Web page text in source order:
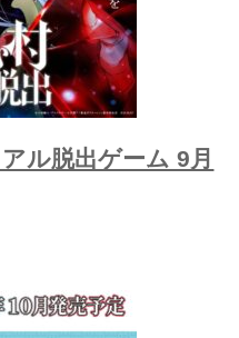
ル脱出ゲーム 9月